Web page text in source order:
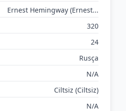
Ernest Hemingway (Ernest...
320
24
Rusça
N/A
Ciltsiz (Ciltsiz)
N/A